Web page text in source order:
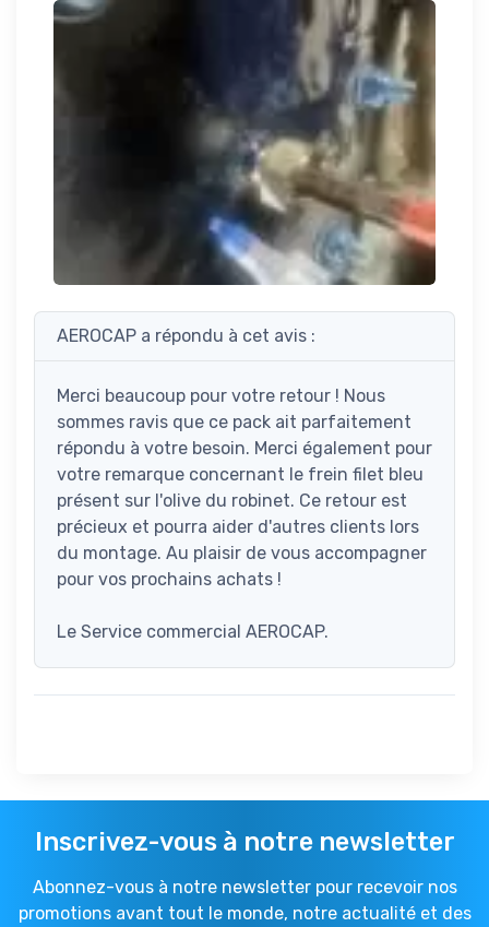
AEROCAP a répondu à cet avis :
Merci beaucoup pour votre retour ! Nous
sommes ravis que ce pack ait parfaitement
répondu à votre besoin. Merci également pour
votre remarque concernant le frein filet bleu
présent sur l'olive du robinet. Ce retour est
précieux et pourra aider d'autres clients lors
du montage. Au plaisir de vous accompagner
pour vos prochains achats !
Le Service commercial AEROCAP.
Inscrivez-vous à notre newsletter
Abonnez-vous à notre newsletter pour recevoir nos
promotions avant tout le monde, notre actualité et des